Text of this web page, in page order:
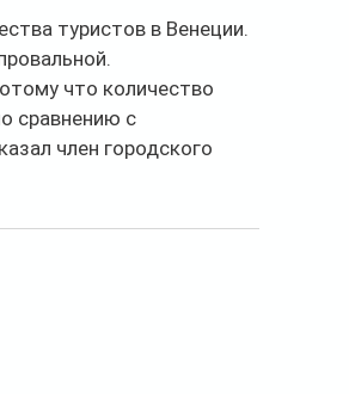
туристов в Венеции.
что количество
сравнению с
член городского